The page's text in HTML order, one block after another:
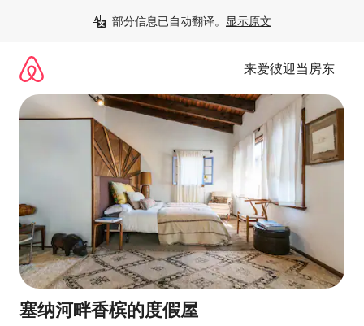
部分信息已自动翻译。 显示原文
来爱彼迎当房东
塞纳河畔香槟的度假屋